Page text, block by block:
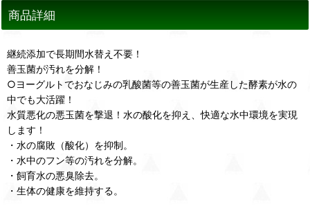
商品詳細
継続添加で長期間水替え不要！
善玉菌が汚れを分解！
○ヨーグルトでおなじみの乳酸菌等の善玉菌が生産した酵素が水の
中でも大活躍！
水質悪化の悪玉菌を撃退！水の酸化を抑え、快適な水中環境を実現
します！
・水の腐敗（酸化）を抑制。
・水中のフン等の汚れを分解。
・飼育水の悪臭除去。
・生体の健康を維持する。